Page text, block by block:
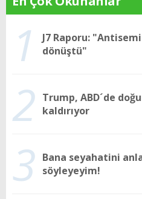
1
J7 Raporu:
dönüştü"
2 Trump, ABD´de
kaldırıyor
3 Bana seyahatini
söyleyeyim!